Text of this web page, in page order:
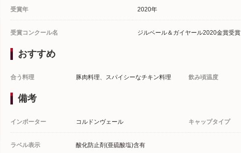
受賞年 2020年
受賞コンクール名 ジルベール＆ガイヤール2020金賞受賞
おすすめ
合う料理 豚肉料理、スパイシーなチキン料理 飲み頃温度
備考
インポーター コルドンヴェール キャップタイプ
ラベル表示 酸化防止剤(亜硫酸塩)含有